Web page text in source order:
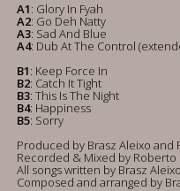
A1: Glory In Fyah
A2: Go Deh Natty
A3: Sad And Blue
A4: Dub At The Control
B1: Keep Force In
B2: Catch It Tight
B3: This Is The Night
B4: Happiness
B5: Sorry
Produced by Brasz Aleixo and
Recorded & Mixed by
All songs written by Brasz
Composed and arranged by